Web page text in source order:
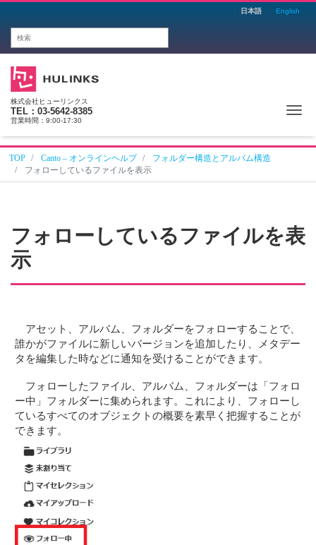
日本語 English
株式会社ヒューリンクス
TEL：03-5642-8385
営業時間：9:00-17:30
TOP Canto – オンラインヘルプ
フォルダー構造とアルバム構造
フォローしているファイルを表示
フォローしているファイルを表
示
アセット、アルバム、フォルダーをフォローすることで、
誰かがファイルに新しいバージョンを追加したり、メタデー
タを編集した時などに通知を受けることができます。
フォローしたファイル、アルバム、フォルダーは「フォロ
ー中」フォルダーに集められます。これにより、フォローし
ているすべてのオブジェクトの概要を素早く把握することが
できます。